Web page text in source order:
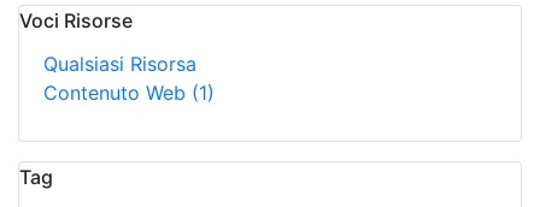
Voci Risorse
Qualsiasi Risorsa
Contenuto Web (1)
Tag